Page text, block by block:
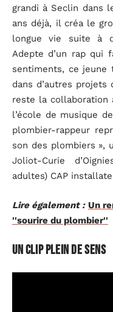
grandi à Seclin dans
ans déjà, il créa le
longue vie suite à
Adepte d’un rap qui
sentiments, ce
dans d’autres projets
reste la collaboration
l’école de musique
plombier-rappeur
son des plombiers »,
Joliot-Curie
adultes) CAP
Lire également : Un
''sourire du plombier''
Un clip plein de sens